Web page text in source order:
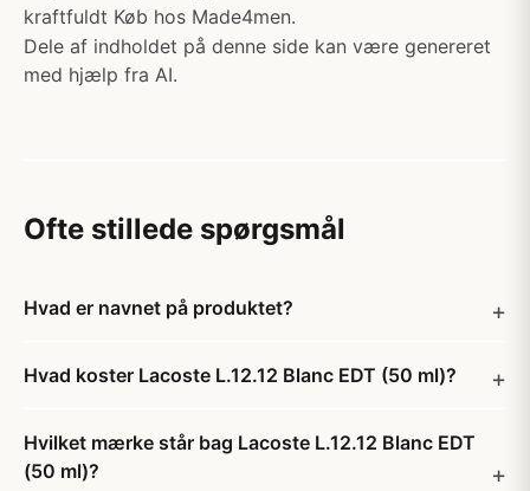
kraftfuldt Køb hos Made4men.
Dele af indholdet på denne side kan være genereret
med hjælp fra AI.
Ofte stillede spørgsmål
Hvad er navnet på produktet?
Hvad koster Lacoste L.12.12 Blanc EDT (50 ml)?
Hvilket mærke står bag Lacoste L.12.12 Blanc EDT
(50 ml)?